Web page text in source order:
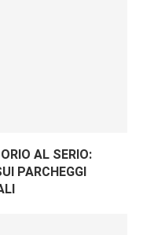
AL SERIO:
PARCHEGGI